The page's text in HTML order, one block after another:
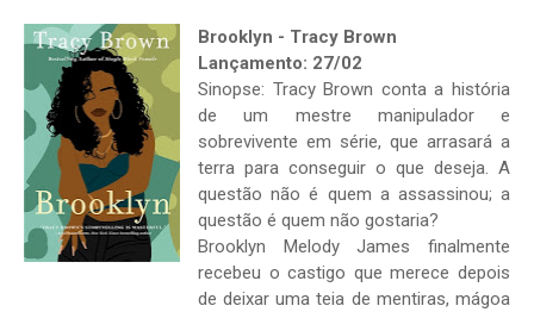
Brooklyn - Tracy Brown
Lançamento: 27/02
Sinopse: Tracy Brown conta a história
de um mestre manipulador e
sobrevivente em série, que arrasará a
terra para conseguir o que deseja. A
questão não é quem a assassinou; a
questão é quem não gostaria?
Brooklyn Melody James finalmente
recebeu o castigo que merece depois
de deixar uma teia de mentiras, mágoa